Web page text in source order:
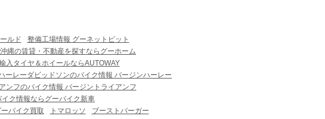
ルド
整備工場情報 グーネットピット
沖縄の賃貸・不動産を探すならグーホーム
入タイヤ＆ホイールならAUTOWAY
ーレーダビッドソンのバイク情報 バージンハーレー
ンフのバイク情報 バージントライアンフ
イク情報ならグーバイク新車
バイク買取 トマロッソ
ブーストバーガー